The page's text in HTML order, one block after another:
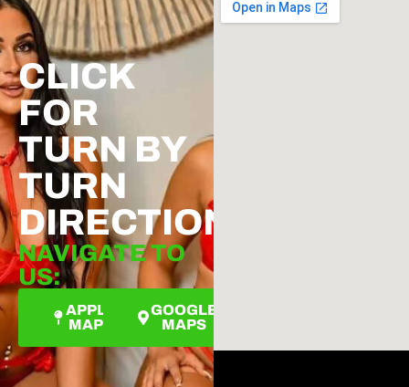
CLICK
FOR
TURN BY
TURN
DIRECTIONS
NAVIGATE TO
US:
APPLE
MAPS
GOOGLE
MAPS